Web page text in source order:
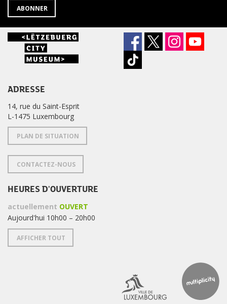
ABONNER
ADRESSE
14, rue du Saint-Esprit
L-1475 Luxembourg
PLAN DE SITUATION
CONTACTEZ-NOUS
HEURES D'OUVERTURE
actuellement OUVERT
Aujourd'hui 10h00 – 20h00
AFFICHER TOUT